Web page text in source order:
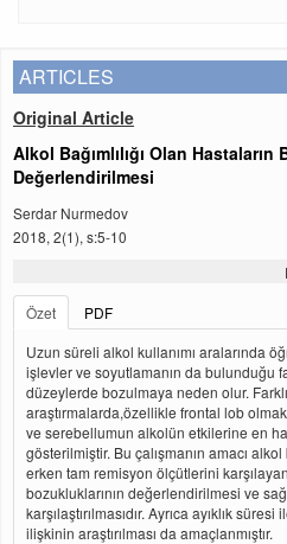
ARTICLES
Original Article
Alkol Bağımlılığı Olan
Değerlendirilmesi
Serdar Nurmedov
2018, 2(1), s:5-10
Özet
PDF
Uzun süreli alkol kullanımı aralarında
işlevler ve soyutlamanın da bulunduğu
düzeylerde bozulmaya neden olur.
araştırmalarda,özellikle frontal lob
ve serebellumun alkolün etkilerine en
gösterilmiştir. Bu çalışmanın amacı alkol
erken tam remisyon ölçütlerini
bozukluklarının değerlendirilmesi ve
karşılaştırılmasıdır. Ayrıca ayıklık
ilişkinin araştırılması da amaçlanmıştır.